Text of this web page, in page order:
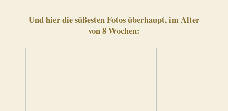
Und hier die süßesten Fotos überhaupt, im Alter
von 8 Wochen: